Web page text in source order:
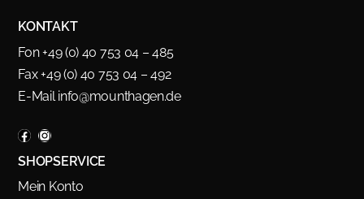
KONTAKT
Fon +49 (0) 40 753 04 – 485
Fax +49 (0) 40 753 04 – 492
E-Mail info@mounthagen.de
SHOPSERVICE
Mein Konto